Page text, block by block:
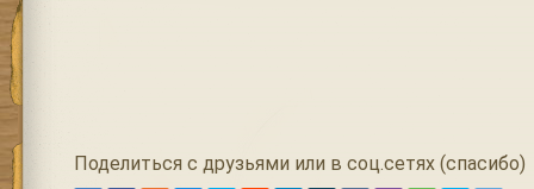
Поделиться с друзьями или в соц.сетях (спасибо)